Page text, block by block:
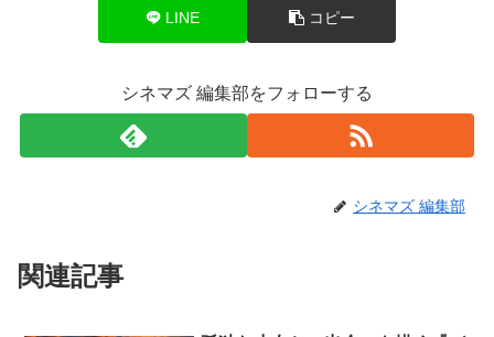
LINE コピー
シネマズ 編集部をフォローする
シネマズ 編集部
関連記事